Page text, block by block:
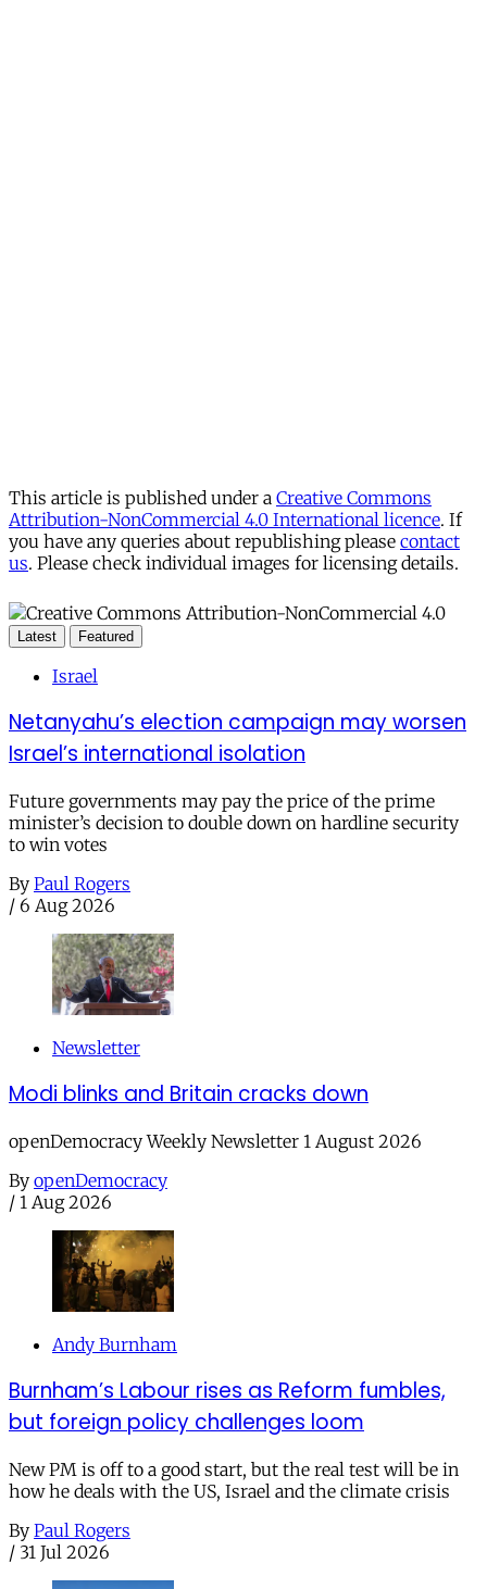
This article is published under a Creative Commons
Attribution-NonCommercial 4.0 International licence. If
you have any queries about republishing please contact
us. Please check individual images for licensing details.
Latest Featured
Israel
Netanyahu’s election campaign may worsen
Israel’s international isolation
Future governments may pay the price of the prime
minister’s decision to double down on hardline security
to win votes
By Paul Rogers
/ 6 Aug 2026
Newsletter
Modi blinks and Britain cracks down
openDemocracy Weekly Newsletter 1 August 2026
By openDemocracy
/ 1 Aug 2026
Andy Burnham
Burnham’s Labour rises as Reform fumbles,
but foreign policy challenges loom
New PM is off to a good start, but the real test will be in
how he deals with the US, Israel and the climate crisis
By Paul Rogers
/ 31 Jul 2026